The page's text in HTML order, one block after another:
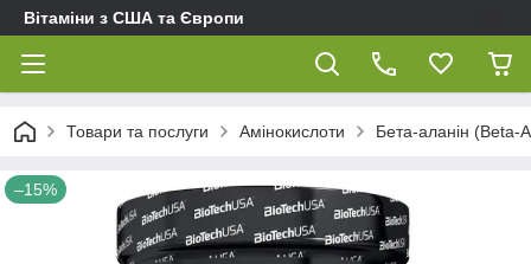
Вітаміни з США та Європи
Товари та послуги Амінокислоти Бета-аланін (Beta-
–15%